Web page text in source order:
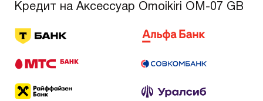
Кредит на Аксессуар Omoikiri OM-07 GB